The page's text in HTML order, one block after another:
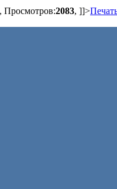
, Просмотров:2083, ]]>